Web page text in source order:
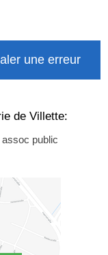
une erreur
de Villette:
public